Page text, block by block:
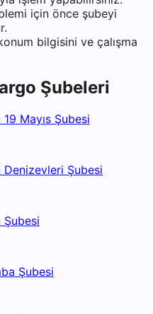
için önce şubeyi
bilgisini ve çalışma
Şubeleri
Mayıs Şubesi
Şubesi
Şubesi